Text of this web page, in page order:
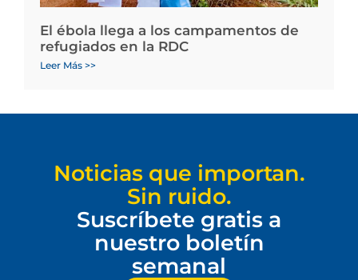
El ébola llega a los campamentos de
refugiados en la RDC
Leer Más >>
Noticias que importan.
Sin ruido.
Suscríbete gratis a
nuestro boletín
semanal